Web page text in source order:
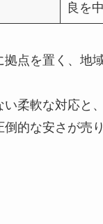
良を
拠点を置く、地
い柔軟な対応と
的な安さが売り